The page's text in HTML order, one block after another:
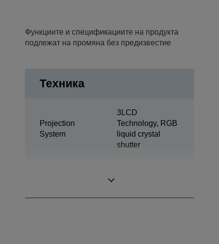
Функциите и спецификациите на продукта
подлежат на промяна без предизвестие
Техника
Projection
System
3LCD
Technology, RGB
liquid crystal
shutter